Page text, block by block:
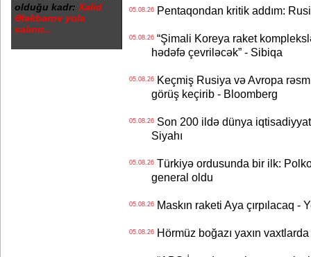
olduğu kadr: Xalid
Ələkbərov yola
salınır...
05.08.26Pentaqondan kritik addım:
05.08.26“Şimali Koreya raket
hədəfə çevriləcək” - Sibiqa
05.08.26Keçmiş Rusiya və Avropa
görüş keçirib - Bloomberg
05.08.26Son 200 ildə dünya
Siyahı
05.08.26Türkiyə ordusunda bir ilk:
general oldu
05.08.26Maskın raketi Aya çırpılacaq -
05.08.26Hörmüz boğazı yaxın